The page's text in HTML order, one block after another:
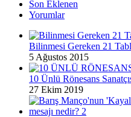
Son Eklenen
Yorumlar
Bilinmesi Gereken 21
5 Ağustos 2015
10 Ünlü Rönesans
27 Ekim 2019